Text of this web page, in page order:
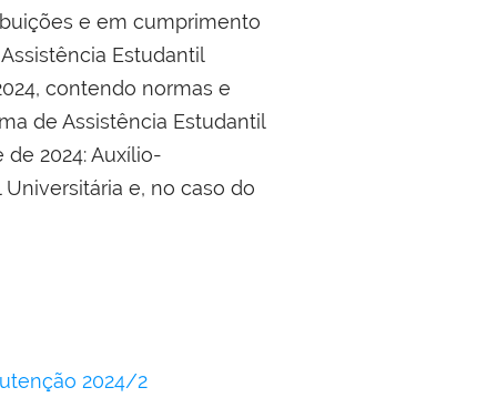
e em cumprimento
Estudantil
contendo normas e
de Assistência Estudantil
2024: Auxílio-
e, no caso do
2024/2